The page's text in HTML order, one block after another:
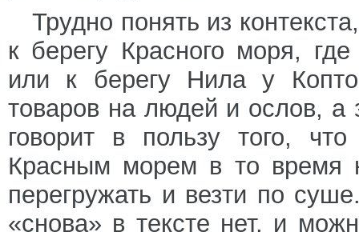
Трудно понять из
к берегу Красного моря,
или к берегу Нила у
товаров на людей и ослов, а
говорит в пользу того,
Красным морем в то время
перегружать и везти по
«снова» в тексте нет, и